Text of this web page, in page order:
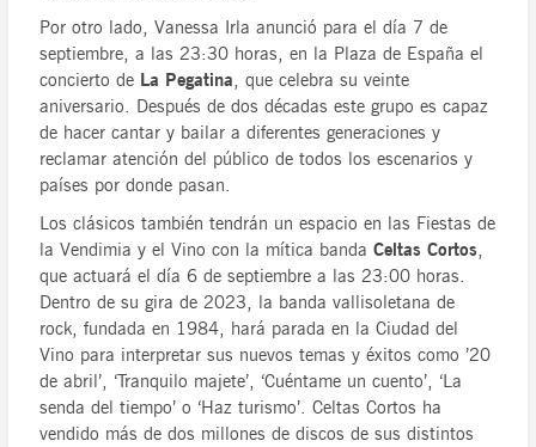
Por otro lado, Vanessa Irla anunció para el día 7 de
septiembre, a las 23:30 horas, en la Plaza de España el
concierto de La Pegatina, que celebra su veinte
aniversario. Después de dos décadas este grupo es capaz
de hacer cantar y bailar a diferentes generaciones y
reclamar atención del público de todos los escenarios y
países por donde pasan.
Los clásicos también tendrán un espacio en las Fiestas de
la Vendimia y el Vino con la mítica bandaCeltas Cortos,
que actuará el día 6 de septiembre a las 23:00 horas.
Dentro de su gira de 2023, la banda vallisoletana de
rock, fundada en 1984, hará parada en la Ciudad del
Vino para interpretar sus nuevos temas y éxitos como ’20
de abril’, ‘Tranquilo majete’, ‘Cuéntame un cuento’, ‘La
senda del tiempo’ o ‘Haz turismo’. Celtas Cortos ha
vendido más de dos millones de discos de sus distintos